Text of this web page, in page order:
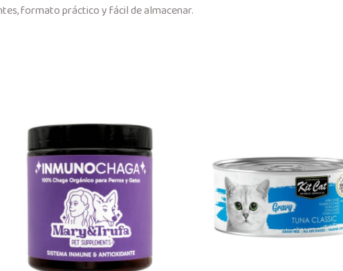
formato práctico y fácil de almacenar.